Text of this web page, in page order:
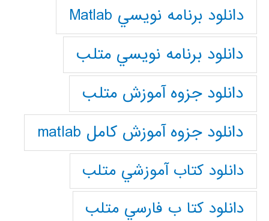
دانلود برنامه نويسي Matlab
دانلود برنامه نويسي متلب
دانلود جزوه آموزش متلب
دانلود جزوه آموزش کامل matlab
دانلود كتاب آموزشي متلب
دانلود كتا ب فارسي متلب